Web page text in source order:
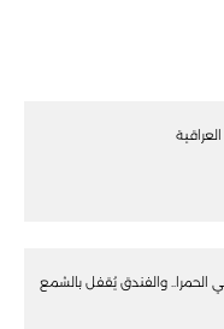
والفندق يُقفل بالشمع